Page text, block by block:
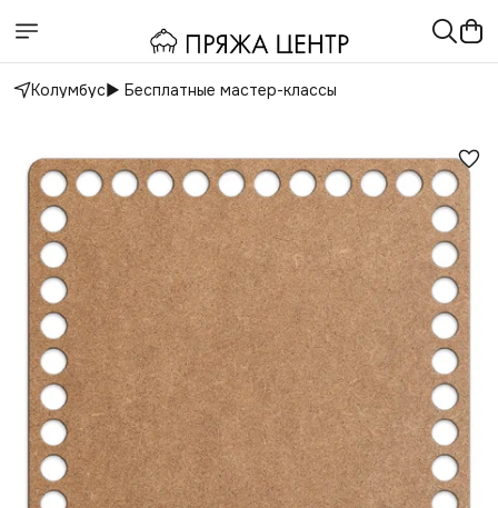
Колумбус▶️ Бесплатные мастер-классы